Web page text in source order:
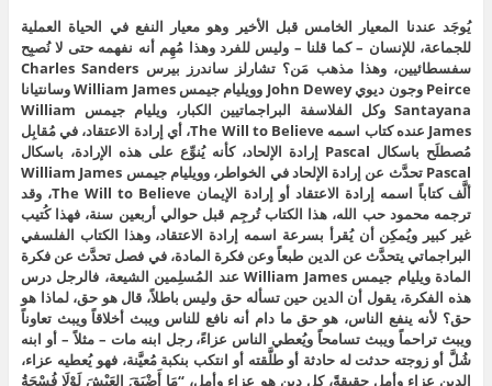
يُوجَد عندنا المعيار الخامس قبل الأخير وهو معيار النفع في الحياة العملية
للجماعة، للإنسان – كما قلنا – وليس للفرد وهذا مُهِم أنه نفهمه حتى لا نُصبِح
سفسطائيين، وهذا مذهب مَن؟ تشارلز ساندرز بيرس Charles Sanders
Peirce وجون ديوي John Dewey وويليام جيمس William James وسانتيانا
Santayana وكل الفلاسفة البراجماتيين الكبار، ويليام جيمس William
James عنده كتاب اسمه The Will to Believe، أي إرادة الاعتقاد، في مُقابِل
مُصطلَح باسكال Pascal إرادة الإلحاد، كأنه يُنوِّع على هذه الإرادة، باسكال
Pascal تحدَّث عن إرادة الإلحاد في الخواطر، وويليام جيمس William James
ألَّف كتاباً اسمه إرادة الاعتقاد أو إرادة الإيمان The Will to Believe، وقد
ترجمه محمود حب الله، هذا الكتاب تُرجِم قبل حوالي أربعين سنة، فهذا كُتيب
غير كبير ويُمكِن أن يُقرأ بسرعة اسمه إرادة الاعتقاد، وهذا الكتاب الفلسفي
البراجماتي يتحدَّث عن الدين طبعاً وعن فكرة المادة، في فصل تحدَّث عن فكرة
المادة ويليام جيمس William James عند المُسلِمين الشيعة، فالرجل درس
هذه الفكرة، يقول أن الدين حين تسأله حق وليس باطلاً، قال هو حق، لماذا هو
حق؟ لأنه ينفع الناس، هو حق ما دام أنه نافع للناس ويبث أخلاقاً ويبث تعاوناً
ويبث تراحماً ويبث تسامحاً ويُعطي الناس عزاءً، رجل ابنه مات – مثلاً – أو ابنه
شُلَّ أو زوجته حدثت له حادثة أو طلَّقته أو انتكب بنكبة مُعيَّنة، فهو يُعطيه عزاء،
الدين عزاء وأمل حقيقةً، كل دين هو عزاء وأمل، “مَا أَضْيَقَ العَيْشَ لَوْلَا فُسْحَةُ